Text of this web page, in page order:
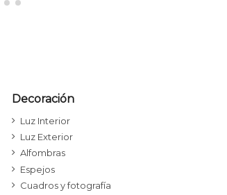
Decoración
Luz Interior
Luz Exterior
Alfombras
Espejos
Cuadros y fotografía